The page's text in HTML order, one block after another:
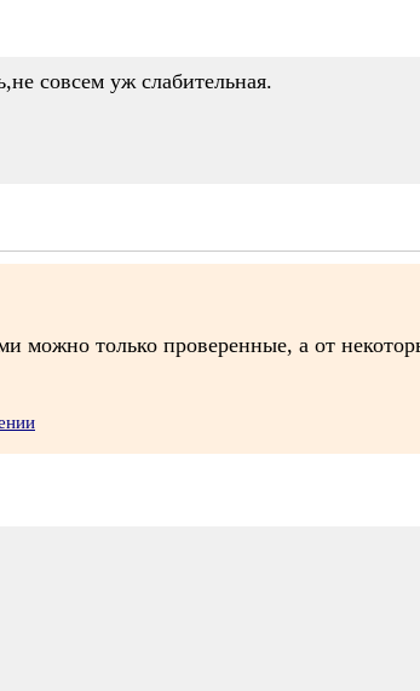
совсем уж слабительная.
можно только проверенные, а от